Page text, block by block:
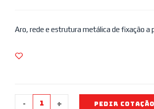
Aro, rede e estrutura metálica de fixação a
- + PEDIR COTAÇÃO